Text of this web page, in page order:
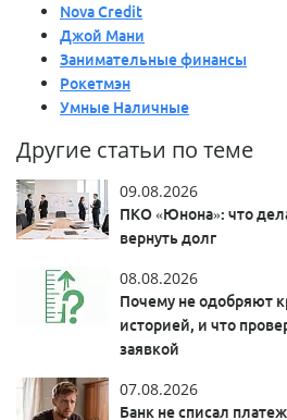
Nova Credit
Джой Мани
Занимательные финансы
Рокетмэн
Умные Наличные
Другие статьи по теме
09.08.2026
ПКО «Юнона»: что
вернуть долг
08.08.2026
Почему не одобряют
историей, и что
заявкой
07.08.2026
Банк не списал